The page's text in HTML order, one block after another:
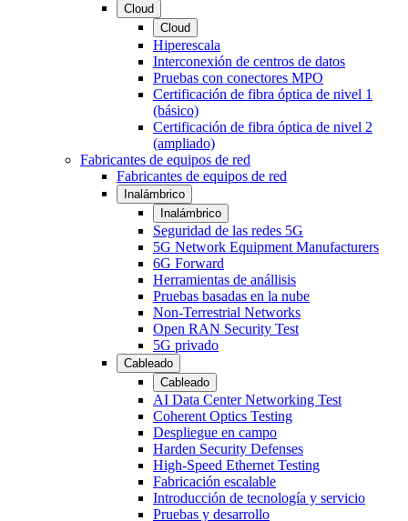
Cloud
Cloud
Hiperescala
Interconexión de centros de datos
Pruebas con conectores MPO
Certificación de fibra óptica de nivel 1
(básico)
Certificación de fibra óptica de nivel 2
(ampliado)
Fabricantes de equipos de red
Fabricantes de equipos de red
Inalámbrico
Inalámbrico
Seguridad de las redes 5G
5G Network Equipment Manufacturers
6G Forward
Herramientas de anállisis
Pruebas basadas en la nube
Non-Terrestrial Networks
Open RAN Security Test
5G privado
Cableado
Cableado
AI Data Center Networking Test
Coherent Optics Testing
Despliegue en campo
Harden Security Defenses
High-Speed Ethernet Testing
Fabricación escalable
Introducción de tecnología y servicio
Pruebas y desarrollo